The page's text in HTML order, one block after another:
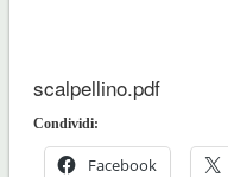
scalpellino.pdf
Condividi:
Facebook